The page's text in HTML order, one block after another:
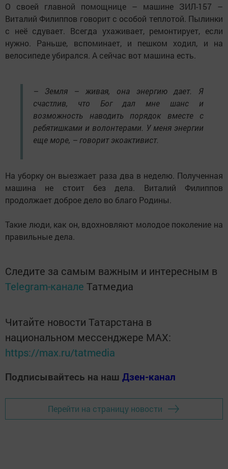
О своей главной помощнице – машине ЗИЛ-157 –
Виталий Филиппов говорит с особой теплотой. Пылинки
с неё сдувает. Всегда ухаживает, ремонтирует, если
нужно. Раньше, вспоминает, и пешком ходил, и на
велосипеде убирался. А сейчас вот машина есть.
– Земля – живая, она энергию дает. Я
счастлив, что Бог дал мне шанс и
возможность наводить порядок вместе с
ребятишками и волонтерами. У меня энергии
еще море, – говорит экоактивист.
На уборку он выезжает раза два в неделю. Полученная
машина не стоит без дела. Виталий Филиппов
продолжает доброе дело во благо Родины.
Такие люди, как он, вдохновляют молодое поколение на
правильные дела.
Следите за самым важным и интересным в
Telegram-канале Татмедиа
Читайте новости Татарстана в
национальном мессенджере MАХ:
https://max.ru/tatmedia
Подписывайтесь на наш Дзен-канал
Перейти на страницу новости